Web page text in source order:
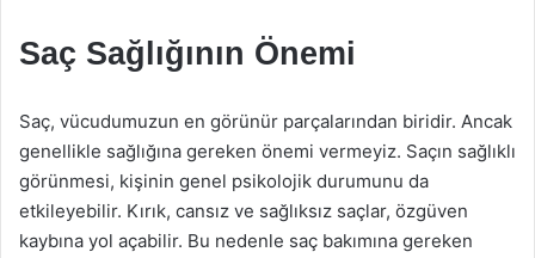
Saç Sağlığının Önemi
Saç, vücudumuzun en görünür parçalarından biridir. Ancak
genellikle sağlığına gereken önemi vermeyiz. Saçın sağlıklı
görünmesi, kişinin genel psikolojik durumunu da
etkileyebilir. Kırık, cansız ve sağlıksız saçlar, özgüven
kaybına yol açabilir. Bu nedenle saç bakımına gereken